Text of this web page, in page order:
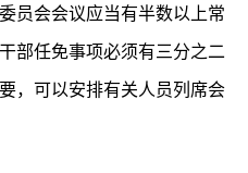
会会议应当有半数以上常
部任免事项必须有三分之二
，可以安排有关人员列席会